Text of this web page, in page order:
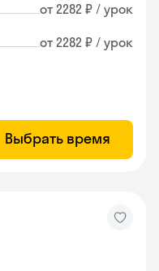
от 2282 ₽ / урок
от 2282 ₽ / урок
Выбрать время